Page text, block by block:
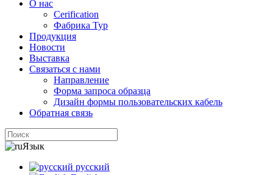
О нас
Cerification
Фабрика Тур
Продукция
Новости
Выставка
Связаться с нами
Направление
Форма запроса образца
Дизайн формы пользовательских кабель
Обратная связь
Язык
русский